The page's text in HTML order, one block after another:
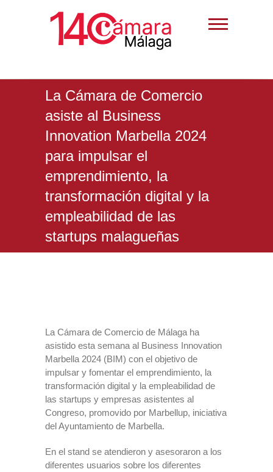
La Cámara de Comercio
asiste al Business
Innovation Marbella 2024
para impulsar el
emprendimiento, la
transformación digital y la
empleabilidad de las
startups malagueñas
La Cámara de Comercio de Málaga ha
asistido esta semana al Business Innovation
Marbella 2024 (BIM) con el objetivo de
impulsar y fomentar el emprendimiento, la
transformación digital y la empleabilidad de
las startups y empresas asistentes al
Congreso, promovido por Marbellup, iniciativa
del Ayuntamiento de Marbella.
En el stand se atendieron y asesoraron a los
diferentes usuarios sobre los diferentes